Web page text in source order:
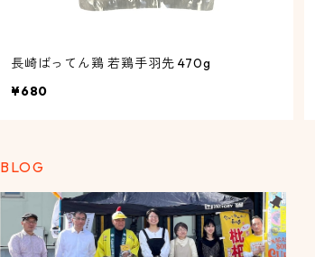
長崎ばってん鶏 若鶏手羽先 470g
¥680
BLOG